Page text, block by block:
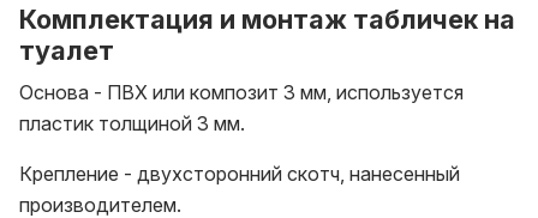
Комплектация и монтаж табличек на
туалет
Основа - ПВХ или композит 3 мм, используется
пластик толщиной 3 мм.
Крепление - двухсторонний скотч, нанесенный
производителем.